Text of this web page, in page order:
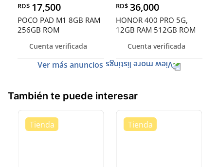
RD$ 17,500
POCO PAD M1 8GB RAM
256GB ROM
Cuenta verificada
RD$ 36,000
HONOR 400 PRO 5G,
12GB RAM 512GB ROM
Cuenta verificada
Ver más anuncios
También te puede interesar